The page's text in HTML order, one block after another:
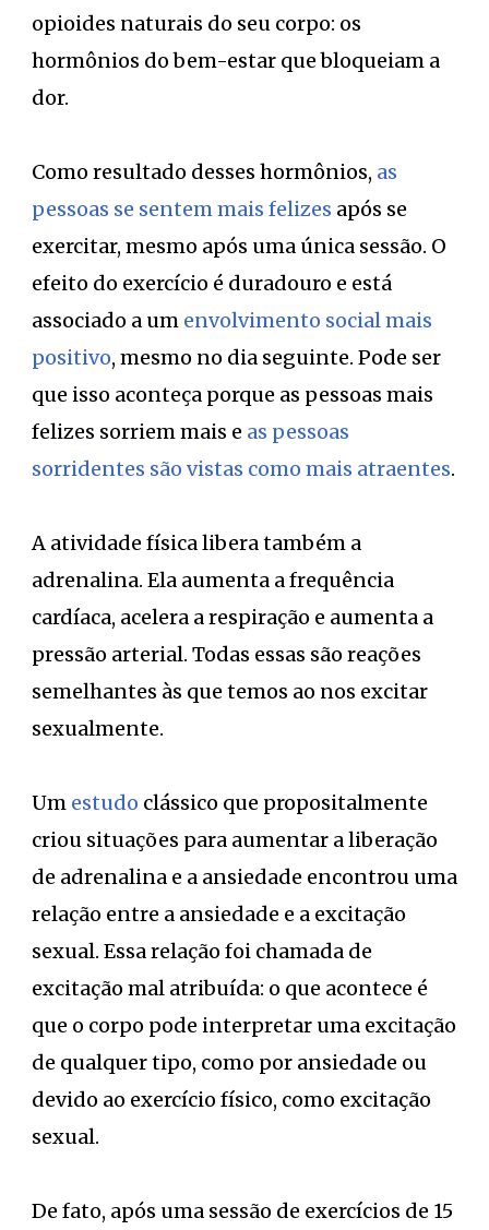
opioides naturais do seu corpo: os
hormônios do bem-estar que bloqueiam a
dor.
Como resultado desses hormônios, as
pessoas se sentem mais felizes após se
exercitar, mesmo após uma única sessão. O
efeito do exercício é duradouro e está
associado a um envolvimento social mais
positivo, mesmo no dia seguinte. Pode ser
que isso aconteça porque as pessoas mais
felizes sorriem mais e as pessoas
sorridentes são vistas como mais atraentes.
A atividade física libera também a
adrenalina. Ela aumenta a frequência
cardíaca, acelera a respiração e aumenta a
pressão arterial. Todas essas são reações
semelhantes às que temos ao nos excitar
sexualmente.
Um estudo clássico que propositalmente
criou situações para aumentar a liberação
de adrenalina e a ansiedade encontrou uma
relação entre a ansiedade e a excitação
sexual. Essa relação foi chamada de
excitação mal atribuída: o que acontece é
que o corpo pode interpretar uma excitação
de qualquer tipo, como por ansiedade ou
devido ao exercício físico, como excitação
sexual.
De fato, após uma sessão de exercícios de 15